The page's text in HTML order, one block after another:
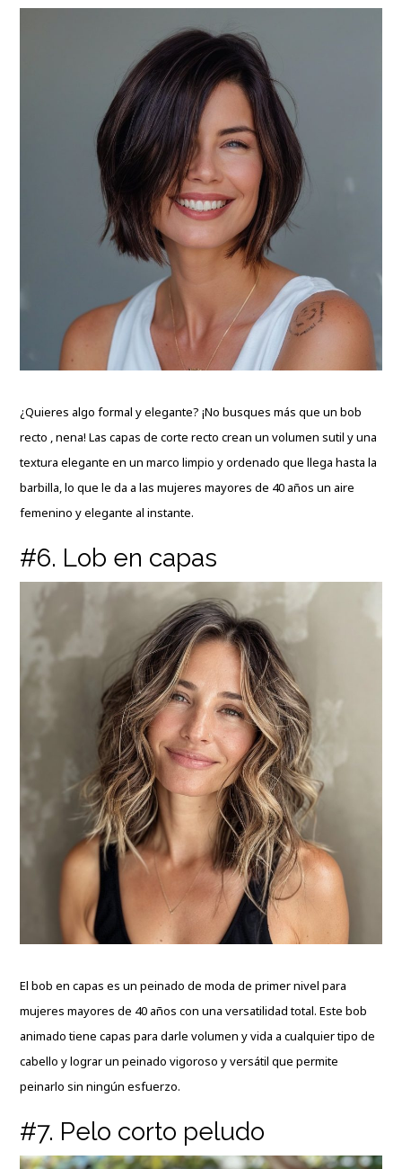
¿Quieres algo formal y elegante? ¡No busques más que un bob
recto , nena! Las capas de corte recto crean un volumen sutil y una
textura elegante en un marco limpio y ordenado que llega hasta la
barbilla, lo que le da a las mujeres mayores de 40 años un aire
femenino y elegante al instante.
#6. Lob en capas
El bob en capas es un peinado de moda de primer nivel para
mujeres mayores de 40 años con una versatilidad total. Este bob
animado tiene capas para darle volumen y vida a cualquier tipo de
cabello y lograr un peinado vigoroso y versátil que permite
peinarlo sin ningún esfuerzo.
#7. Pelo corto peludo